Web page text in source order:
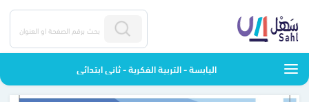
اليابسة - التربية الفكرية - ثاني ابتدائي